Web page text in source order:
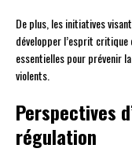
De plus, les initiatives
développer l’esprit critique
essentielles pour prévenir
violents.
Perspectives
régulation